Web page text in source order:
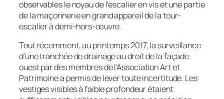
observables le noyau de l’escalier en vis et une partie
de la maçonnerie en grand appareil de la tour-
escalier à demi-hors-œuvre.
Tout récemment, au printemps 2017, la surveillance
d’une tranchée de drainage au droit de la façade
ouest par des membres de l’Association Art et
Patrimoine a permis de lever toute incertitude. Les
vestiges visibles à faible profondeur étaient